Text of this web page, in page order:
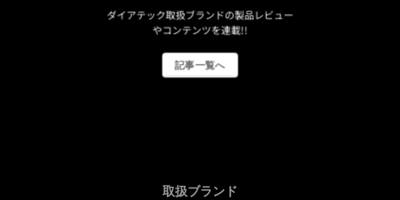
ダイアテック取扱ブランドの製品レビュー
やコンテンツを連載!!
記事一覧へ
取扱ブランド